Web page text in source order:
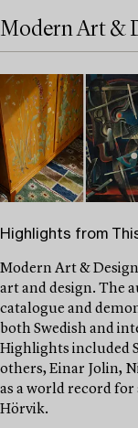
Modern Art &
Highlights from
Modern Art &
art and design. The
catalogue and
both Swedish and
Highlights included
others, Einar Jolin,
as a world record
Hörvik.